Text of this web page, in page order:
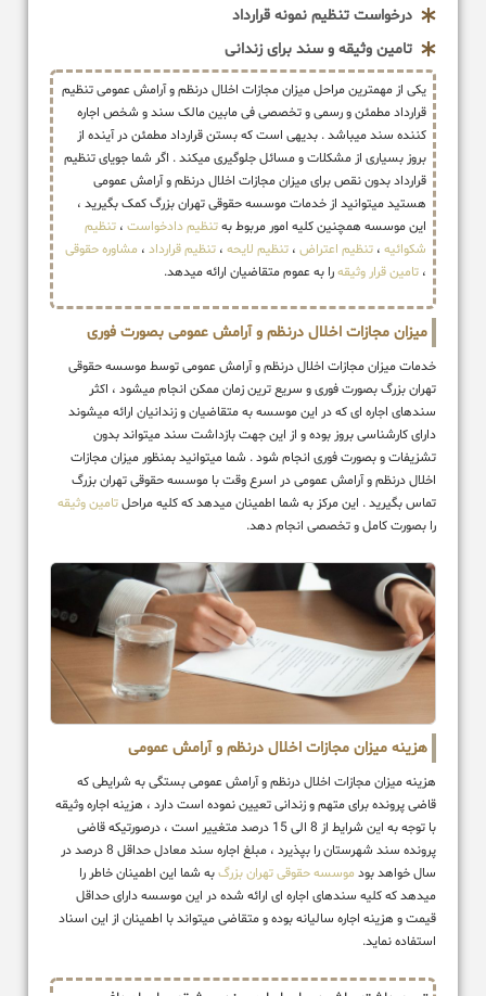
درخواست تنظیم نمونه قرارداد
تامین وثیقه و سند برای زندانی
یکی از مهمترین مراحل میزان مجازات اخلال درنظم و آرامش عمومی تنظیم
قرارداد مطمئن و رسمی و تخصصی فی مابین مالک سند و شخص اجاره
کننده سند میباشد . بدیهی است که بستن قرارداد مطمئن در آینده از
بروز بسیاری از مشکلات و مسائل جلوگیری میکند . اگر شما جویای تنظیم
قرارداد بدون نقص برای میزان مجازات اخلال درنظم و آرامش عمومی
هستید میتوانید از خدمات موسسه حقوقی تهران بزرگ کمک بگیرید ،
این موسسه همچنین کلیه امور مربوط بهتنظیم دادخواست ، تنظیم
شکوائیه ، تنظیم اعتراض ، تنظیم لایحه ، تنظیم قرارداد ، مشاوره حقوقی
، تامین قرار وثیقهرا به عموم متقاضیان ارائه میدهد.
میزان مجازات اخلال درنظم و آرامش عمومی بصورت فوری
خدمات میزان مجازات اخلال درنظم و آرامش عمومی توسط موسسه حقوقی
تهران بزرگ بصورت فوری و سریع ترین زمان ممکن انجام میشود ، اکثر
سندهای اجاره ای که در این موسسه به متقاضیان و زندانیان ارائه میشوند
دارای کارشناسی بروز بوده و از این جهت بازداشت سند میتواند بدون
تشزیفات و بصورت فوری انجام شود . شما میتوانید بمنظور میزان مجازات
اخلال درنظم و آرامش عمومی در اسرع وقت با موسسه حقوقی تهران بزرگ
تماس بگیرید . این مرکز به شما اطمینان میدهد که کلیه مراحلتامین وثیقه
را بصورت کامل و تخصصی انجام دهد.
هزینه میزان مجازات اخلال درنظم و آرامش عمومی
هزینه میزان مجازات اخلال درنظم و آرامش عمومی بستگی به شرایطی که
قاضی پرونده برای متهم و زندانی تعیین نموده است دارد ، هزینه اجاره وثیقه
با توجه به این شرایط از 8 الی 15 درصد متغییر است ، درصورتیکه قاضی
پرونده سند شهرستان را بپذیرد ، مبلغ اجاره سند معادل حداقل 8 درصد در
سال خواهد بود موسسه حقوقی تهران بزرگبه شما این اطمینان خاطر را
میدهد که کلیه سندهای اجاره ای ارائه شده در این موسسه دارای حداقل
قیمت و هزینه اجاره سالیانه بوده و متقاضی میتواند با اطمینان از این اسناد
استفاده نماید.